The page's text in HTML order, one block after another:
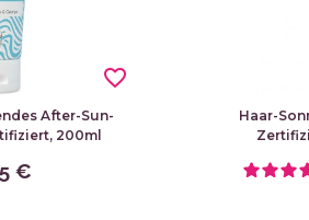
After-Sun-
200ml
€
favorite_border
Haar-